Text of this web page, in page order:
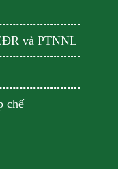
và PTNNL
chế